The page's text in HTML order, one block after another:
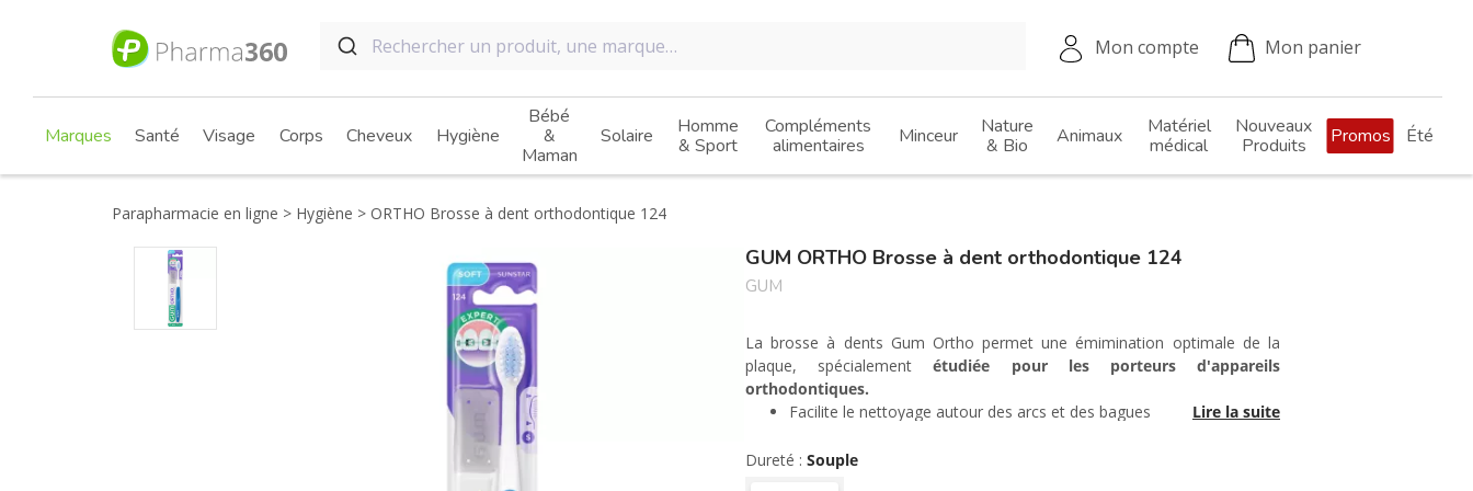
Mon compte Mon panier
Marques Santé Visage Corps Cheveux Hygiène
Bébé
&
Maman
Solaire
Homme
& Sport
Compléments
alimentaires
Minceur
Nature
& Bio
Animaux
Matériel
médical
Nouveaux
Produits
Promos Été
Parapharmacie en ligne Hygiène ORTHO Brosse à dent orthodontique 124
GUM ORTHO Brosse à dent orthodontique 124
GUM
La brosse à dents Gum Ortho permet une émimination optimale de la
plaque, spécialementétudiée pour les porteurs d'appareils
orthodontiques.
Facilite le nettoyage autour des arcs et des bagues
Douce pour les gencives avec ses brins souples
Lire la suite
Dureté : Souple